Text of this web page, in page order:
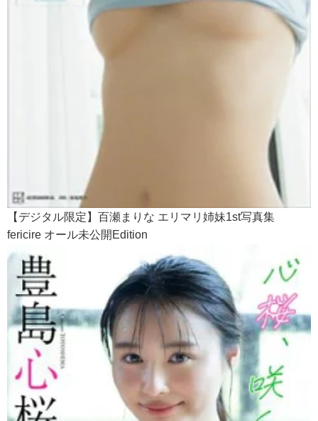
【デジタル限定】百瀬まりな エリマリ姉妹1st写真集
fericire オール未公開Edition